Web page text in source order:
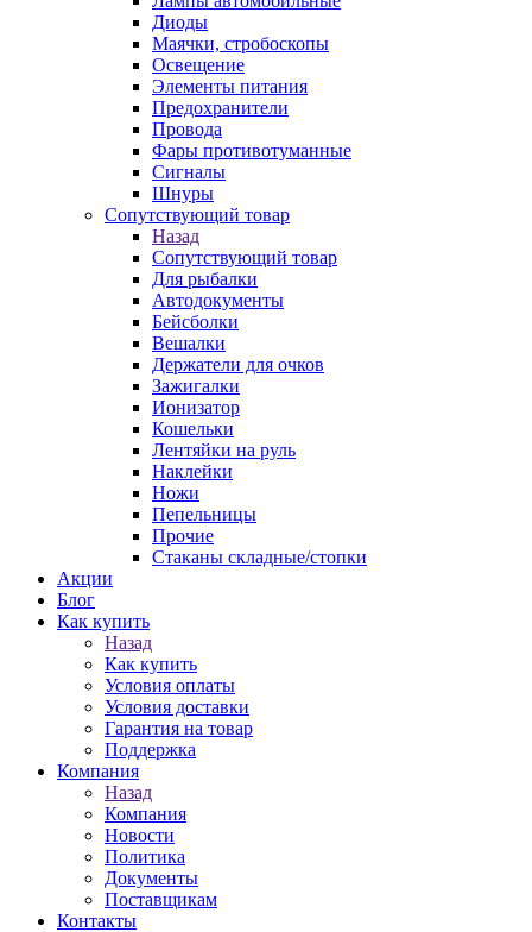
Диоды
Маячки, стробоскопы
Освещение
Элементы питания
Предохранители
Провода
Фары противотуманные
Сигналы
Шнуры
Сопутствующий товар
Назад
Сопутствующий товар
Для рыбалки
Автодокументы
Бейсболки
Вешалки
Держатели для очков
Зажигалки
Ионизатор
Кошельки
Лентяйки на руль
Наклейки
Ножи
Пепельницы
Прочие
Стаканы складные/стопки
Акции
Блог
Как купить
Назад
Как купить
Условия оплаты
Условия доставки
Гарантия на товар
Поддержка
Компания
Назад
Компания
Новости
Политика
Документы
Поставщикам
Контакты